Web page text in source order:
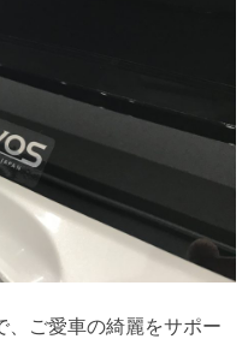
、ご愛車の綺麗をサポー